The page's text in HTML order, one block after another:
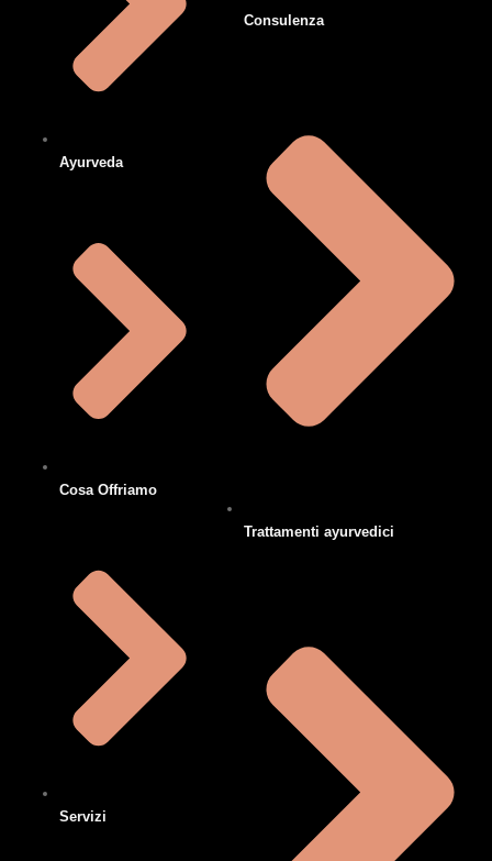
Ayurveda
Cosa Offriamo
Servizi
Consulenza
Trattamenti ayurvedici